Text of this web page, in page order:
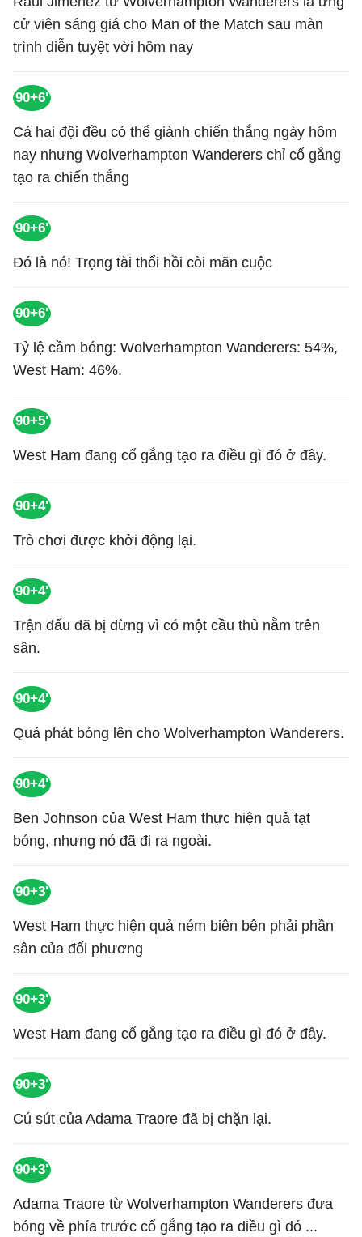
cử viên sáng giá cho Man of the Match sau màn
trình diễn tuyệt vời hôm nay
90+6'
Cả hai đội đều có thể giành chiến thắng ngày hôm
nay nhưng Wolverhampton Wanderers chỉ cố gắng
tạo ra chiến thắng
90+6'
Đó là nó! Trọng tài thổi hồi còi mãn cuộc
90+6'
Tỷ lệ cầm bóng: Wolverhampton Wanderers: 54%,
West Ham: 46%.
90+5'
West Ham đang cố gắng tạo ra điều gì đó ở đây.
90+4'
Trò chơi được khởi động lại.
90+4'
Trận đấu đã bị dừng vì có một cầu thủ nằm trên
sân.
90+4'
Quả phát bóng lên cho Wolverhampton Wanderers.
90+4'
Ben Johnson của West Ham thực hiện quả tạt
bóng, nhưng nó đã đi ra ngoài.
90+3'
West Ham thực hiện quả ném biên bên phải phần
sân của đối phương
90+3'
West Ham đang cố gắng tạo ra điều gì đó ở đây.
90+3'
Cú sút của Adama Traore đã bị chặn lại.
90+3'
Adama Traore từ Wolverhampton Wanderers đưa
bóng về phía trước cố gắng tạo ra điều gì đó ...